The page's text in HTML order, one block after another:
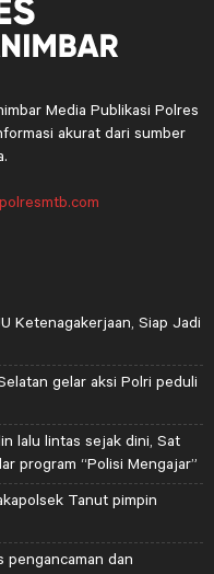
Media Publikasi Polres
akurat dari sumber
Ketenagakerjaan, Siap Jadi
gelar aksi Polri peduli
lalu lintas sejak dini, Sat
program “Polisi Mengajar”
Tanut pimpin
pengancaman dan